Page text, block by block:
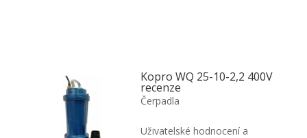
Kopro WQ 25-10-2,2 400V
recenze
Čerpadla
Uživatelské hodnocení a